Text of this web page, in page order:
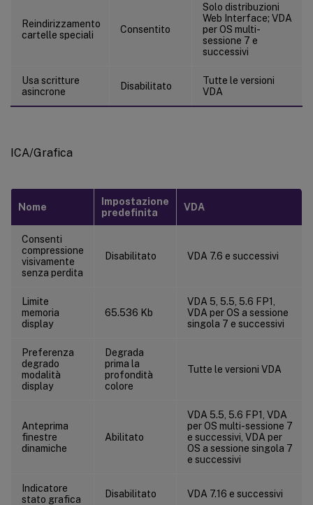
Reindirizzamento
cartelle speciali
Consentito
Solo distribuzioni
Web Interface; VDA
per OS multi-
sessione 7 e
successivi
Usa scritture
asincrone
Disabilitato
Tutte le versioni
VDA
ICA/Grafica
Nome
Impostazione
predefinita
VDA
Consenti
compressione
visivamente
senza perdita
Disabilitato VDA 7.6 e successivi
Limite
memoria
display
65.536 Kb
VDA 5, 5.5, 5.6 FP1,
VDA per OS a sessione
singola 7 e successivi
Preferenza
degrado
modalità
display
Degrada
prima la
profondità
colore
Tutte le versioni VDA
Anteprima
finestre
dinamiche
Abilitato
VDA 5.5, 5.6 FP1, VDA
per OS multi-sessione 7
e successivi, VDA per
OS a sessione singola 7
e successivi
Indicatore
stato grafica
Disabilitato VDA 7.16 e successivi